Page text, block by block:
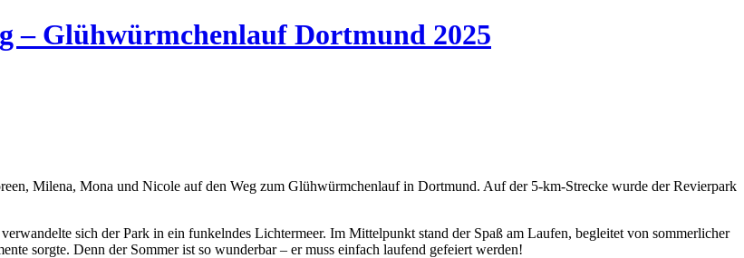
– Glühwürmchenlauf Dortmund 2025
Milena, Mona und Nicole auf den Weg zum Glühwürmchenlauf in Dortmund. Auf der 5-km-Strecke wurde der Revierpark
sich der Park in ein funkelndes Lichtermeer. Im Mittelpunkt stand der Spaß am Laufen, begleitet von sommerlicher
sorgte. Denn der Sommer ist so wunderbar – er muss einfach laufend gefeiert werden!